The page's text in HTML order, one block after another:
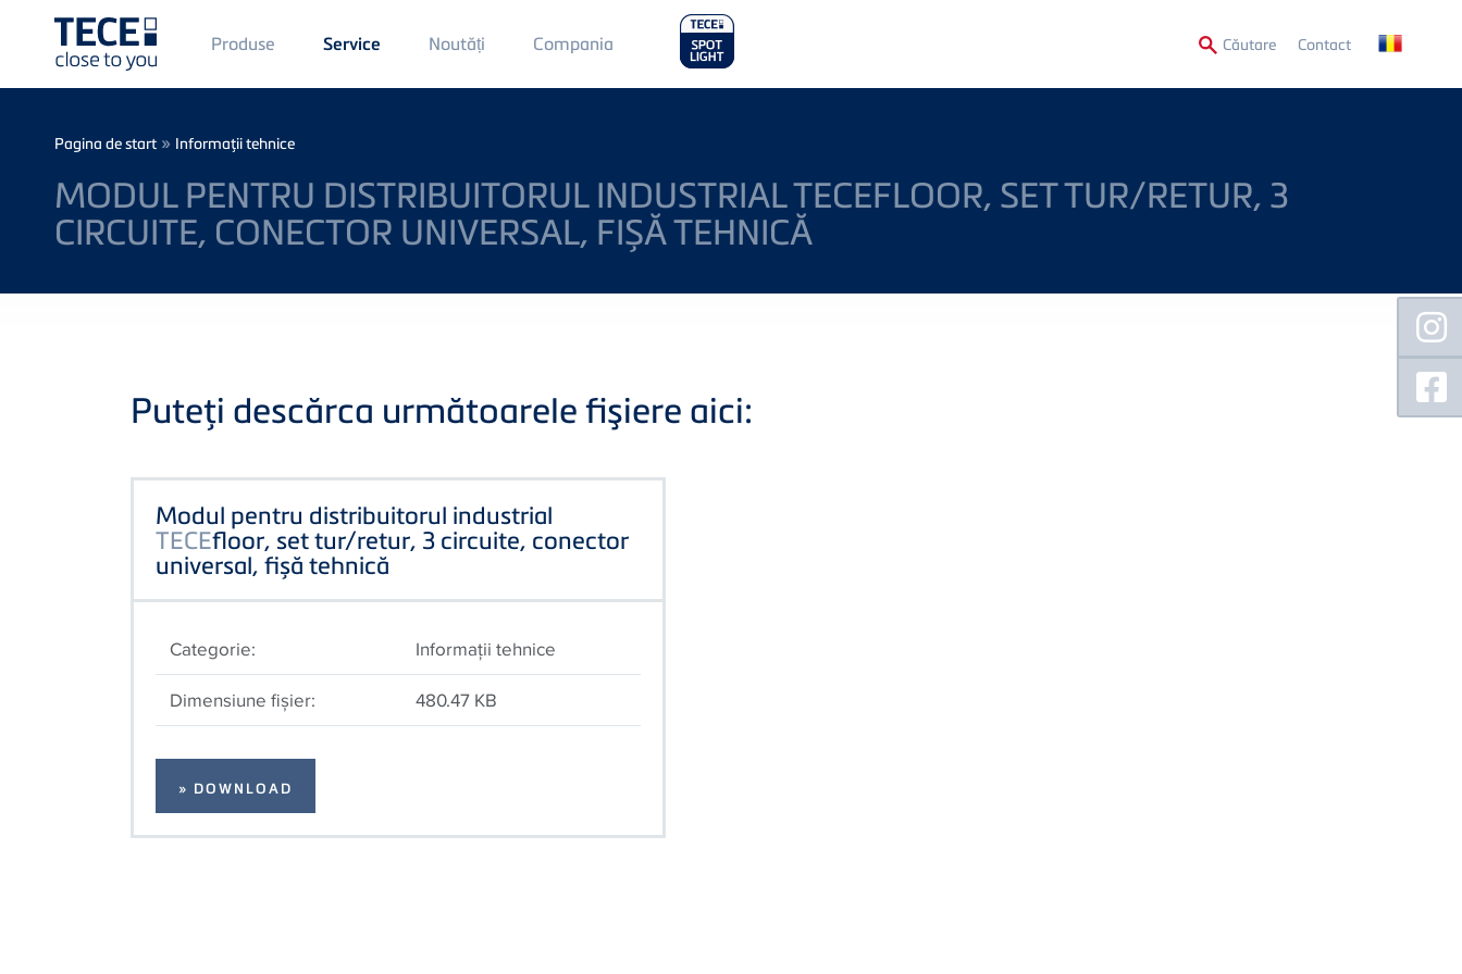
Main
Menü
1
Produse Service Noutăți Main
Menu
2
Compania CăutareSecondary
Menu
Contact
Breadcrumb
Pagina de start » Informaţii tehnice
MODUL PENTRU DISTRIBUITORUL INDUSTRIAL TECEFLOOR, SET TUR/RETUR, 3
CIRCUITE, CONECTOR UNIVERSAL, FIȘĂ TEHNICĂ
Puteţi descărca următoarele fişiere aici:
Modul pentru distribuitorul industrial
TECEfloor, set tur/retur, 3 circuite, conector
universal, fișă tehnică
Categorie:
Informaţii tehnice
Dimensiune fişier:
480.47 KB
» DOWNLOAD
Floating